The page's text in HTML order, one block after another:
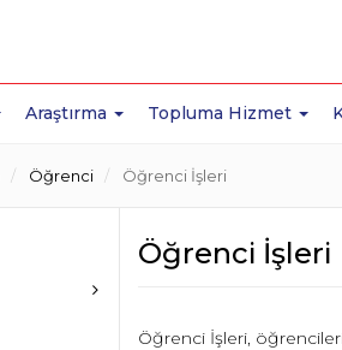
Araştırma Topluma Hizmet
Öğrenci Öğrenci İşleri
Öğrenci İşleri
Öğrenci İşleri,